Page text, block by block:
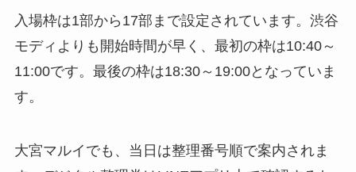
入場枠は1部から17部まで設定されています。渋谷
モディよりも開始時間が早く、最初の枠は10:40～
11:00です。最後の枠は18:30～19:00となっていま
す。
大宮マルイでも、当日は整理番号順で案内されま